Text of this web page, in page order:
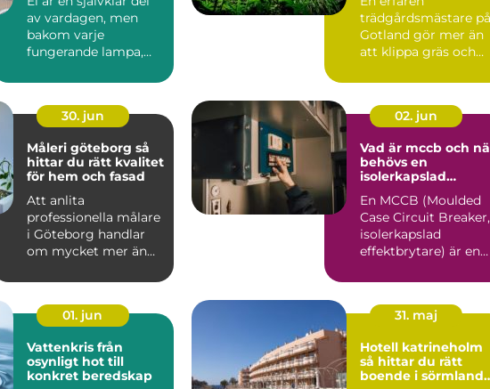
av vardagen, men
bakom varje
fungerande lampa,
ventilationsan...
trädgårdsmästare på
Gotland gör mer än
att klippa gräs och
med kalk...
30. jun
Måleri göteborg så
hittar du rätt kvalitet
för hem och fasad
Att anlita
professionella målare
i Göteborg handlar
om mycket mer än
på vägga...
02. jun
Vad är mccb och
behövs en
isolerkapslad
En MCCB (Moulded
Case Circuit Breaker,
isolerkapslad
effektbrytare) är en
elin...
01. jun
Vattenkris från
osynligt hot till
konkret beredskap
31. maj
Hotell katrineholm
så hittar du rätt
boende i sörmlands